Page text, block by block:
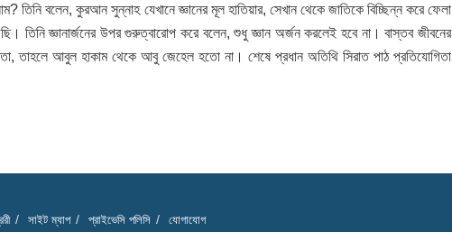
তিনি বলেন, কুরআন সুন্নাহ যেখানে জ্ঞানের মূল হাতিয়ার, সেখান থেকে জাতিকে বিচ্ছিন্ন করে ফেলা
তিনি জ্ঞানার্জনের উপর গুরুত্বারোপ করে বলেন, শুধু জ্ঞান অর্জন করলেই হবে না। বাস্তব জীবনের
তাহলে আবুল হাকাম থেকে আবু জেহেল হতো না। শেষে প্রধান অতিথি সিরাত পাঠ প্রতিযোগিতা
সাইট ম্যাপ প্রাইভেসি পলিসি যোগাযোগ